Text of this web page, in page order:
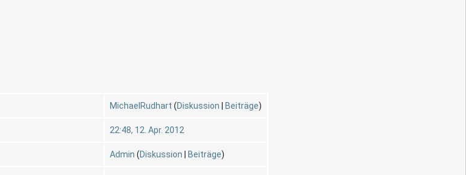
MichaelRudhart (Diskussion Beiträge)
22:48, 12. Apr. 2012
Admin (Diskussion Beiträge)